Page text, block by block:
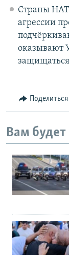
Страны
агрессии
оказывают
Поделиться
Вам будет